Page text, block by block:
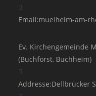
Email:muelheim-am-
Ev. Kirchengemeinde
(Buchforst, Buchheim)
Addresse:Dellbrücker